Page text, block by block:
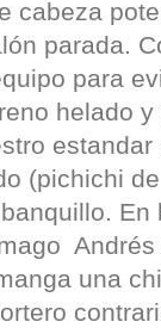
cabeza
parada.
para
helado y
estandar
(pichichi
En
Andrés
una